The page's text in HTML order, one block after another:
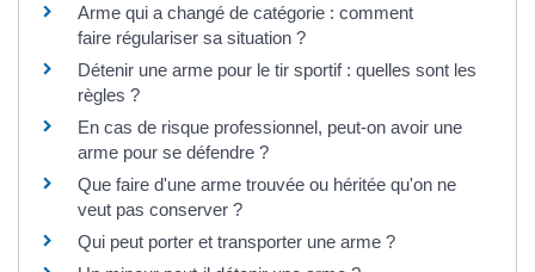
Arme qui a changé de catégorie : comment
faire régulariser sa situation ?
Détenir une arme pour le tir sportif : quelles sont les
règles ?
En cas de risque professionnel, peut-on avoir une
arme pour se défendre ?
Que faire d'une arme trouvée ou héritée qu'on ne
veut pas conserver ?
Qui peut porter et transporter une arme ?